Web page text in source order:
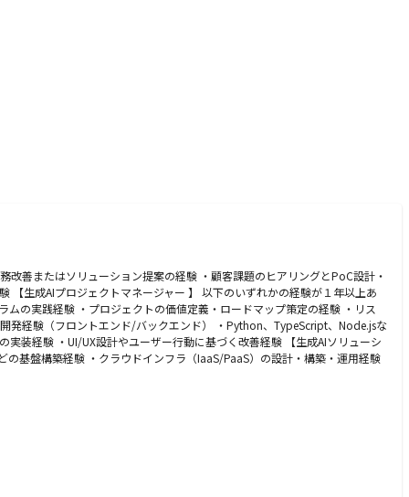
改善またはソリューション提案の経験 ・顧客課題のヒアリングとPoC設計・
【生成AIプロジェクトマネージャー 】 以下のいずれかの経験が１年以上あ
の実践経験 ・プロジェクトの価値定義・ロードマップ策定の経験 ・リス
発経験（フロントエンド/バックエンド） ・Python、TypeScript、Node.jsな
装経験 ・UI/UX設計やユーザー行動に基づく改善経験 【生成AIソリューシ
基盤構築経験 ・クラウドインフラ（IaaS/PaaS）の設計・構築・運用経験